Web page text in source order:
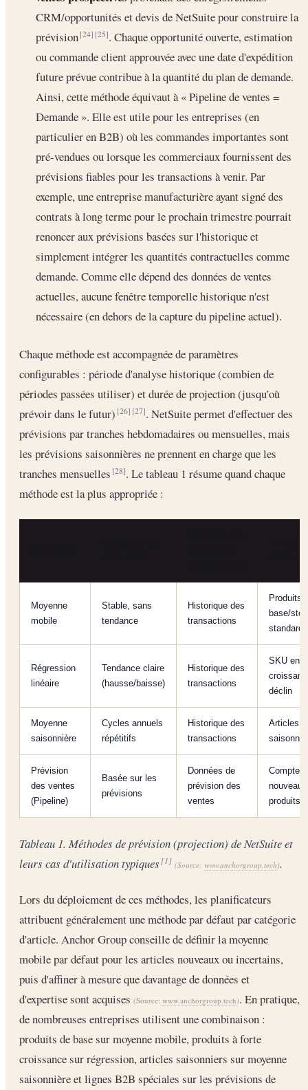
CRM/opportunités et devis de NetSuite pour construire la
prévision[24] [25]. Chaque opportunité ouverte, estimation
ou commande client approuvée avec une date d'expédition
future prévue contribue à la quantité du plan de demande.
Ainsi, cette méthode équivaut à « Pipeline de ventes =
Demande ». Elle est utile pour les entreprises (en
particulier en B2B) où les commandes importantes sont
pré-vendues ou lorsque les commerciaux fournissent des
prévisions fiables pour les transactions à venir. Par
exemple, une entreprise manufacturière ayant signé des
contrats à long terme pour le prochain trimestre pourrait
renoncer aux prévisions basées sur l'historique et
simplement intégrer les quantités contractuelles comme
demande. Comme elle dépend des données de ventes
actuelles, aucune fenêtre temporelle historique n'est
nécessaire (en dehors de la capture du pipeline actuel).
Chaque méthode est accompagnée de paramètres
configurables : période d'analyse historique (combien de
périodes passées utiliser) et durée de projection (jusqu'où
prévoir dans le futur)[26] [27]. NetSuite permet d'effectuer des
prévisions par tranches hebdomadaires ou mensuelles, mais
les prévisions saisonnières ne prennent en charge que les
tranches mensuelles[28]. Le tableau 1 résume quand chaque
méthode est la plus appropriée :
Moyenne
mobile
Stable, sans
tendance
Historique des
transactions
Produits
base/
standard
Régression
linéaire
Tendance claire
(hausse/baisse)
Historique des
transactions
SKU en
déclin
Moyenne
saisonnière
Cycles annuels
répétitifs
Historique des
transactions
Articles
Prévision
des ventes
(Pipeline)
Basée sur les
prévisions
Données de
prévision des
ventes
Comptes
nouveaux
produits
Tableau 1. Méthodes de prévision (projection) de NetSuite et
leurs cas d'utilisation typiques[1] (Source: www.anchorgroup.tech).
Lors du déploiement de ces méthodes, les planificateurs
attribuent généralement une méthode par défaut par catégorie
d'article. Anchor Group conseille de définir la moyenne
mobile par défaut pour les articles nouveaux ou incertains,
puis d'affiner à mesure que davantage de données et
d'expertise sont acquises (Source: www.anchorgroup.tech). En pratique,
de nombreuses entreprises utilisent une combinaison :
produits de base sur moyenne mobile, produits à forte
croissance sur régression, articles saisonniers sur moyenne
saisonnière et lignes B2B spéciales sur les prévisions de